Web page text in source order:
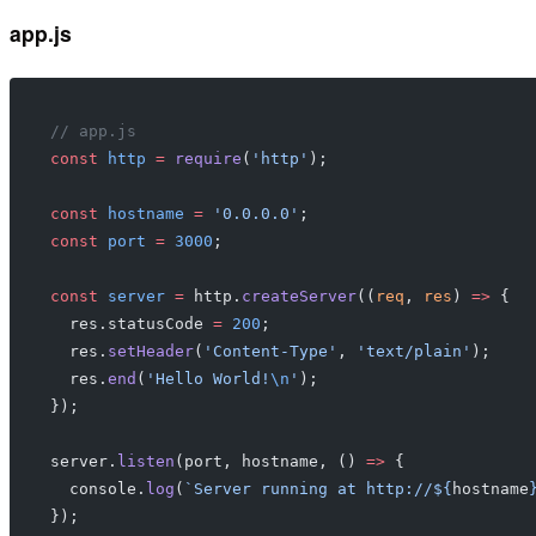
app.js
// app.js
const http = require ( 'http' );
const hostname = '0.0.0.0' ;
const port = 3000 ;
const server = http. createServer(( req , res ) => {
  res.statusCode
= 200 ;
  res.
setHeader( 'Content-Type' , 'text/plain' );
  res.
end ( 'Hello World! \n ' );
});
server. listen (port, hostname, () => {
  console.
log ( `Server running at http://${ hostname
});